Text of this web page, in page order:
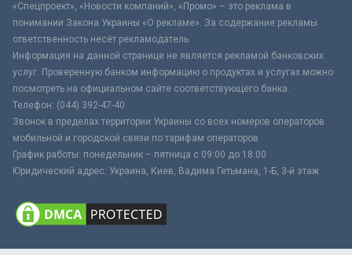
«Спецпроект», «Новости компаний», «Промо» – это реклама в
понимании Закона Украины «О рекламе». За содержание рекламы
ответственность несёт рекламодатель.
Информация на данной странице не является рекламой банковских
услуг. Проверенную банком информацию о продуктах и услугах можно
посмотреть на официальном сайте соответствующего банка.
Телефон: (044) 392-47-40
Звонок в пределах территории Украины со всех номеров операторов
мобильной и городской связи по тарифам операторов
График работы: понедельник – пятница с 09:00 до 18:00
Юридический адрес: Украина, Киев, Вадима Гетьмана, 1-Б, 3-й этаж